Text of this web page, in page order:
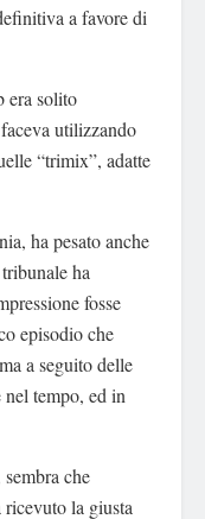
a favore di
era solito
utilizzando
“trimix”, adatte
ha pesato anche
ha
fosse
episodio che
a seguito delle
tempo, ed in
che
la giusta